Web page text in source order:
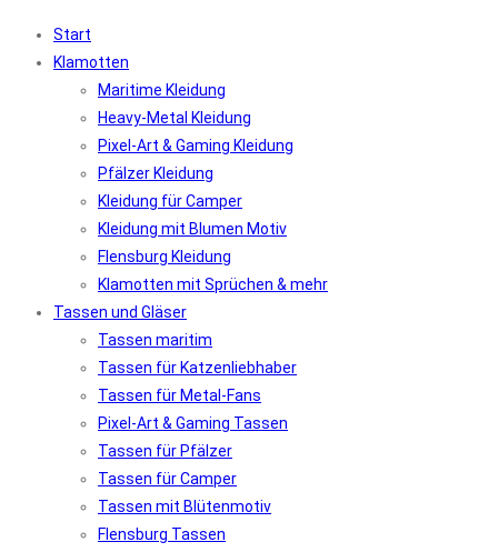
Start
Klamotten
Maritime Kleidung
Heavy-Metal Kleidung
Pixel-Art & Gaming Kleidung
Pfälzer Kleidung
Kleidung für Camper
Kleidung mit Blumen Motiv
Flensburg Kleidung
Klamotten mit Sprüchen & mehr
Tassen und Gläser
Tassen maritim
Tassen für Katzenliebhaber
Tassen für Metal-Fans
Pixel-Art & Gaming Tassen
Tassen für Pfälzer
Tassen für Camper
Tassen mit Blütenmotiv
Flensburg Tassen